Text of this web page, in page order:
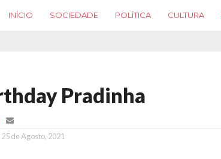
INÍCIO SOCIEDADE POLÍTICA CULTURA
Pradinha
25 de Agosto, 2021